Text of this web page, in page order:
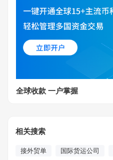
全球收款 一户掌握
相关搜索
接外贸单 国际货运公司